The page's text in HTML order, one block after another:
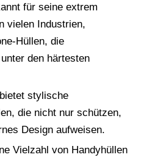
für seine extrem
vielen Industrien,
Hüllen, die
den härtesten
stylische
die nicht nur schützen,
Design aufweisen.
Vielzahl von Handyhüllen